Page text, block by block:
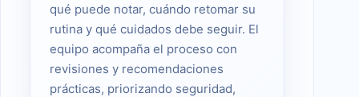
qué puede notar, cuándo retomar su
rutina y qué cuidados debe seguir. El
equipo acompaña el proceso con
revisiones y recomendaciones
prácticas, priorizando seguridad,